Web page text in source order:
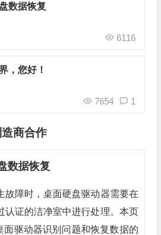
数据恢复
6116
，您好！
7654 1
商合作
数据恢复
故障时，桌面硬盘驱动器需要在
认证的洁净室中进行处理。本页
面驱动器识别问题和恢复数据的